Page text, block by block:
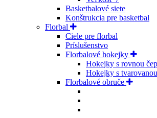
Basketbalové siete
Konštrukcia pre basketbal
Florbal
Ciele pre florbal
Príslušenstvo
Florbalové hokejky
Hokejky s rovnou
Hokejky s
Florbalové obruče